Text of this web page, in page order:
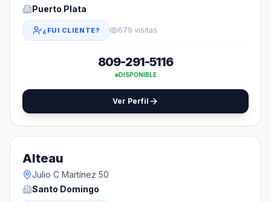
Puerto Plata
¿FUI CLIENTE? 679 visitas
809-291-5116
DISPONIBLE
Ver Perfil
Alteau
Julio C Martínez 50
Santo Domingo